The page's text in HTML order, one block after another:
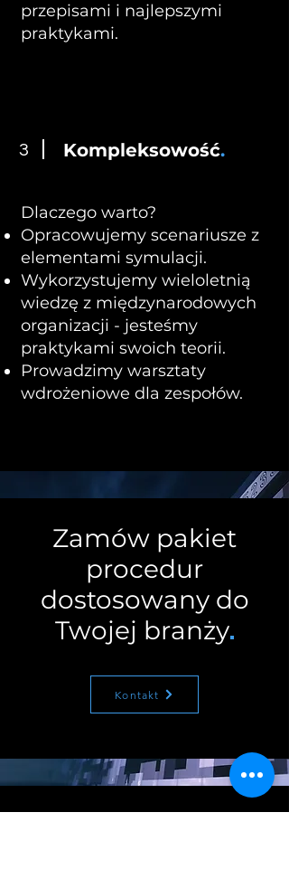
przepisami i najlepszymi
praktykami.
3 Kompleksowość.
Dlaczego warto?
Opracowujemy scenariusze z
elementami symulacji.
Wykorzystujemy wieloletnią
wiedzę z międzynarodowych
organizacji - jesteśmy
praktykami swoich teorii.
Prowadzimy warsztaty
wdrożeniowe dla zespołów.
Zamów pakiet
procedur
dostosowany do
Twojej branży.
Kontakt